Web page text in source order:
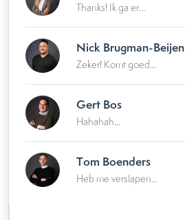
Thanks! Ik ga er...
Nick Brugman-Beijen
Zeker! Komt goed...
Gert Bos
Hahahah...
Tom Boenders
Heb me verslapen...